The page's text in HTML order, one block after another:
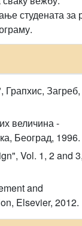
студената за
Загреб,
величина -
Београд, 1996.
Vol. 1, 2 and
and
Elsevier, 2012.